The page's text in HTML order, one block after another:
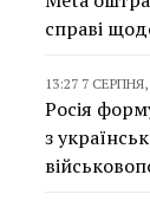
справі
13:27 7 СЕРПНЯ,
Росія
з